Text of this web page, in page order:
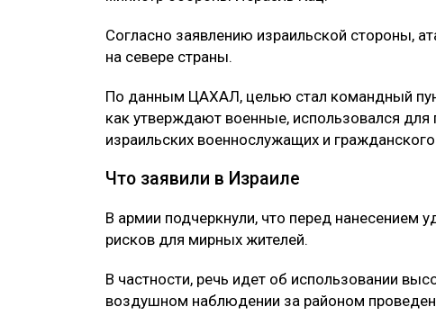
Согласно заявлению израильской стороны,
на севере страны.
По данным ЦАХАЛ, целью стал командный
как утверждают военные, использовался для
израильских военнослужащих и гражданского
Что заявили в Израиле
В армии подчеркнули, что перед
рисков для мирных жителей.
В частности, речь идет об использовании
воздушном наблюдении за районом